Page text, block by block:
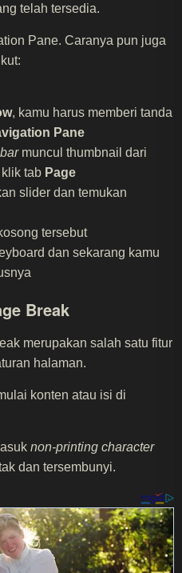
telah tersedia.
Pane. Caranya pun juga
, kamu harus memberi tanda
Pane
muncul thumbnail dari
tab Page
slider dan temukan
tersebut
dan sekarang kamu
Break
merupakan salah satu fitur
halaman.
konten atau isi di
non-printing character
dan tersembunyi.